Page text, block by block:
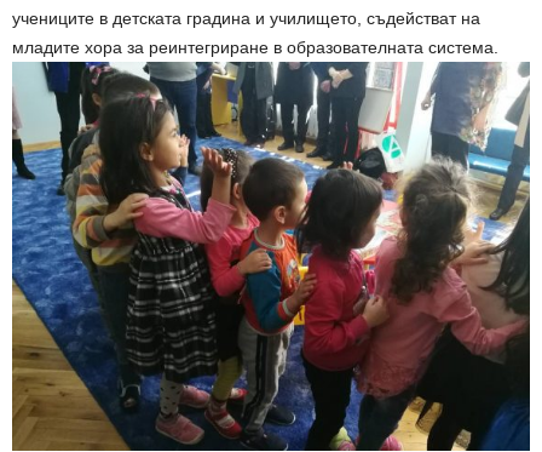
учениците в детската градина и училището, съдействат на
младите хора за реинтегриране в образователната система.